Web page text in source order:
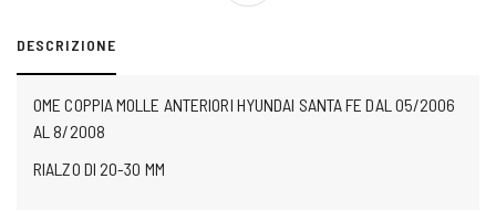
DESCRIZIONE
OME COPPIA MOLLE ANTERIORI HYUNDAI SANTA FE DAL 05/2006
AL 8/2008
RIALZO DI 20-30 MM